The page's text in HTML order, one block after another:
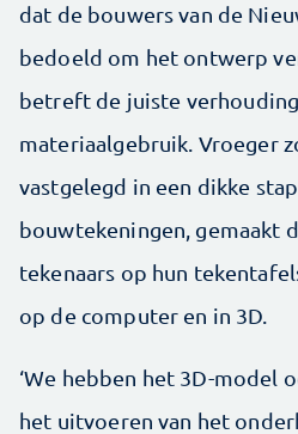
dat de bouwers van de
bedoeld om het ontwerp
betreft de juiste
materiaalgebruik. Vroeger
vastgelegd in een dikke
bouwtekeningen, gemaakt
tekenaars op hun
op de computer en in 3D.
‘We hebben het 3D-model
het uitvoeren van het